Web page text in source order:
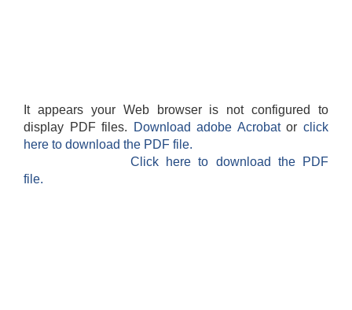
It appears your Web browser is not configured to
display PDF files.
Download adobe Acrobatorclick
here to download the PDF file.
Click here to download the PDF
file.